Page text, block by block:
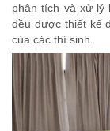
phân tích và xử lý
đều được thiết kế
của các thí sinh.